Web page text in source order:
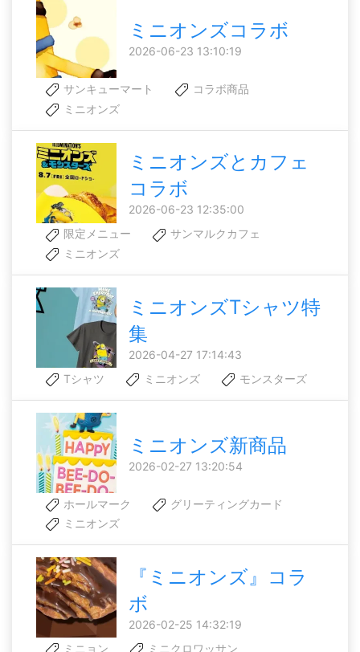
ミニオンズコラボ
2026-06-23 13:10:19
サンキューマート
コラボ商品
ミニオンズ
ミニオンズとカフェ
コラボ
2026-06-23 12:35:00
限定メニュー
サンマルクカフェ
ミニオンズ
ミニオンズTシャツ特
集
2026-04-27 17:14:43
Tシャツ
ミニオンズ モンスターズ
ミニオンズ新商品
2026-02-27 13:20:54
ホールマーク
グリーティングカード
ミニオンズ
『ミニオンズ』コラ
ボ
2026-02-25 14:32:19
ミニョン
ミニクロワッサン